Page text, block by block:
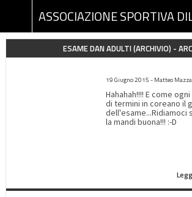
ESAME DAN ADULTI (ARCHIVIO) -
19 Giugno 2015 - Matteo
Hahahah!!!! E come
di termini in coreano il
dell'esame...Ridiamoci
la mandi buona!!! :-D